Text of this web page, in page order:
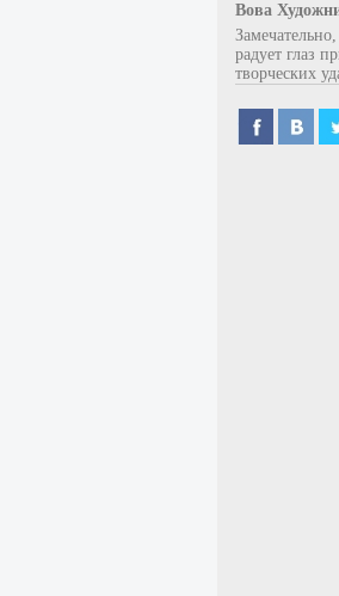
Вова
радует глаз
творческих